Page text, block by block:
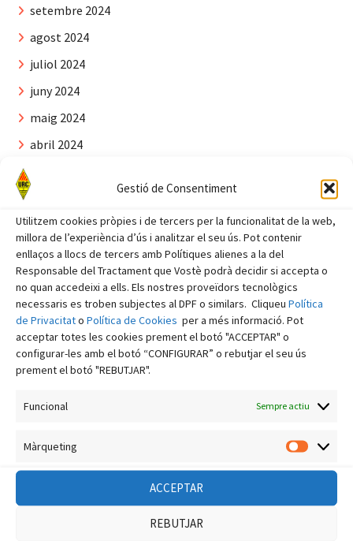
Gestió de Consentiment
Utilitzem cookies pròpies i de tercers per la funcionalitat de la web,
millora de l’experiència d’ús i analitzar el seu ús. Pot contenir
enllaços a llocs de tercers amb Polítiques alienes a la del
Responsable del Tractament que Vostè podrà decidir si accepta o
no quan accedeixi a ells. Els nostres proveïdors tecnològics
necessaris es troben subjectes al DPF o similars. Cliqueu Política
de Privacitato Política de Cookies per a més informació. Pot
acceptar totes les cookies prement el botó "ACCEPTAR" o
configurar-les amb el botó “CONFIGURAR” o rebutjar el seu ús
prement el botó "REBUTJAR".
Funcional Sempre actiu
Màrqueting
ACCEPTAR
REBUTJAR
setembre 2024
agost 2024
juliol 2024
juny 2024
maig 2024
abril 2024
gener 2024
desembre 2023
novembre 2023
octubre 2023
setembre 2023
agost 2023
juny 2023
maig 2023
abril 2023